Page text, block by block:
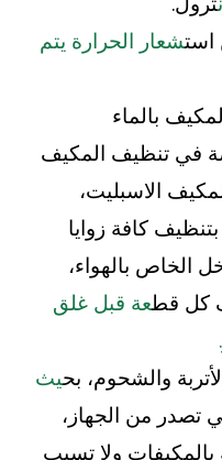
شعار الحرارة يتم
بالماء
في تنظيف المكيف
الاسبليت،
كافة زوايا
الخاص بالهواء،
كل قطعة قبل غلق
والشحوم، بحيث
تصدر من الجهاز،
ولا تسبب